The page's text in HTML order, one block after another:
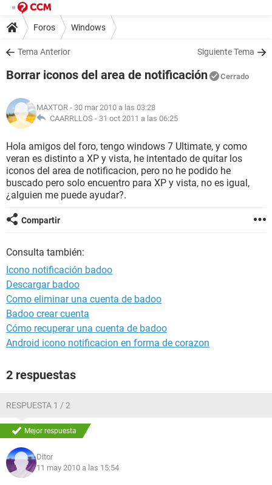
Foros Windows
Tema Anterior Siguiente Tema
Borrar iconos del area de notificación Cerrado
MAXTOR - 30 mar 2010 a las 03:28
CAARRLLOS - 31 oct 2011 a las 06:25
Hola amigos del foro, tengo windows 7 Ultimate, y como
veran es distinto a XP y vista, he intentado de quitar los
iconos del area de notificacion, pero no he podido he
buscado pero solo encuentro para XP y vista, no es igual,
¿alguien me puede ayudar?.
Compartir
Consulta también:
Icono notificación badoo
Descargar badoo
Como eliminar una cuenta de badoo
Badoo crear cuenta
Cómo recuperar una cuenta de badoo
Android icono notificacion en forma de corazon
2 respuestas
RESPUESTA 1 / 2
Mejor respuesta
Ditor
11 may 2010 a las 15:54